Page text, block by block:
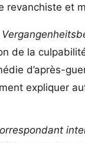
et
de la
d’après-
expliquer